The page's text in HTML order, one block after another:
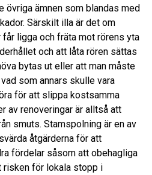
övriga ämnen som blandas med
Särskilt illa är det om
ligga och fräta mot rörens yta
och att låta rören sättas
bytas ut eller att man måste
som annars skulle vara
för att slippa kostsamma
av renoveringar är alltså att
smuts. Stamspolning är en av
åtgärderna för att
fördelar såsom att obehagliga
för lokala stopp i